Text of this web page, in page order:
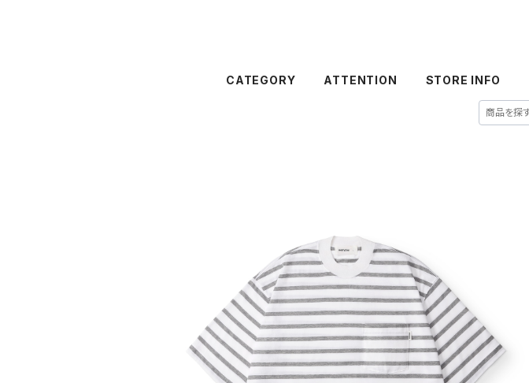
CATEGORY ATTENTION STORE INFO